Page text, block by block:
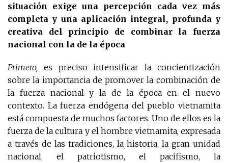
situación exige una percepción cada vez más
completa y una aplicación integral, profunda y
creativa del principio de combinar la fuerza
nacional con la de la época
Primero, es preciso intensificar la concientización
sobre la importancia de promover la combinación de
la fuerza nacional y la de la época en el nuevo
contexto. La fuerza endógena del pueblo vietnamita
está compuesta de muchos factores. Uno de ellos es la
fuerza de la cultura y el hombre vietnamita, expresada
a través de las tradiciones, la historia, la gran unidad
nacional, el patriotismo, el pacifismo, la